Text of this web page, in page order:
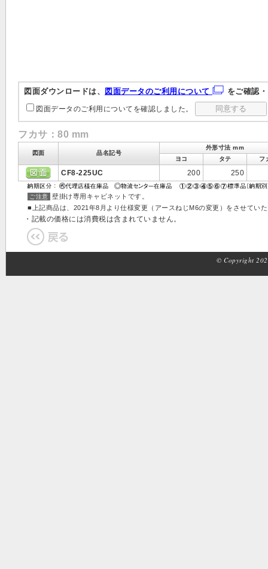
図面ダウンロードは、 図面データのご利用について をご確認
図面データのご利用についてを確認しました。
フカサ：80 mm
図面 品名記号
外形寸法 mm
ヨコ
タテ フ
CF8-225UC 200 250
ご注意
壁掛け専用キャビネットです。
■上記商品は、2021年8月より仕様変更（アースねじM6の変更）をさせてい
・記載の価格には消費税は含まれていません。
© Copyright